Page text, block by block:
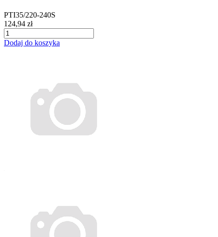
PTI35/220-240S
124,94 zł
Dodaj do koszyka